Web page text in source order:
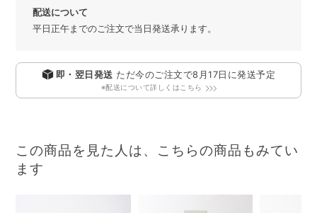
配送について
平日正午までのご注文で当日発送承ります。
即・翌日発送 ただ今のご注文で8月17日 に発送予定
※配送について詳しくはこちら
この商品を見た人は、こちらの商品もみてい
ます